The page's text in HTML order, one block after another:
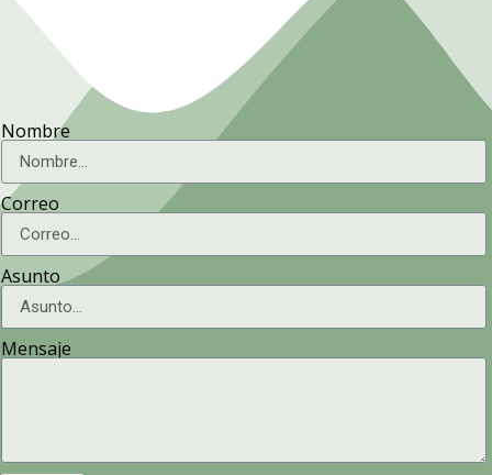
Nombre
Correo
Asunto
Mensaje